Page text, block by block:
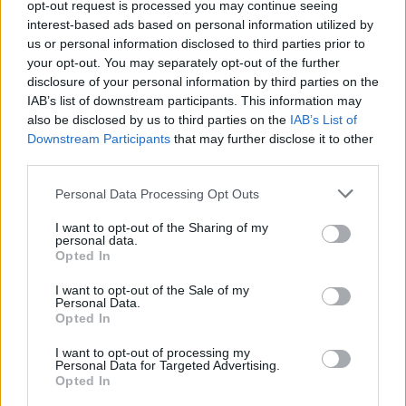
opt-out request is processed you may continue seeing
interest-based ads based on personal information utilized by
us or personal information disclosed to third parties prior to
your opt-out. You may separately opt-out of the further
disclosure of your personal information by third parties on the
IAB’s list of downstream participants. This information may
also be disclosed by us to third parties on the IAB’s List of
Downstream Participants that may further disclose it to other
Personal Data Processing Opt Outs
I want to opt-out of the Sharing of my
personal data.
Opted In
I want to opt-out of the Sale of my
Personal Data.
Opted In
I want to opt-out of processing my
Personal Data for Targeted Advertising.
Opted In
θεραπεία στοχεύει στην ανακούφιση από τα
συμπτώματα και στη διαχείριση της πάθησης.
Οι πάσχοντες πρέπει να κάνουν αλλαγές στον
τρόπο ζωής τους και ενδεχομένως να λάβουν
φάρμακα για την υψηλή αρτηριακή πίεση και την
υψηλή χοληστερόλη.
Τα άτομα που βρίσκονται σε προχωρημένο στάδιο
μπορεί να χρειαστούν αιμοκάθαρση ή
μεταμόσχευση νεφρού.
Ουραιμία
Η ουραιμία είναι το τελικό στάδιο της νεφρικής
ανεπάρκειας. Καθώς τα νεφρά δεν μπορούν πλέον